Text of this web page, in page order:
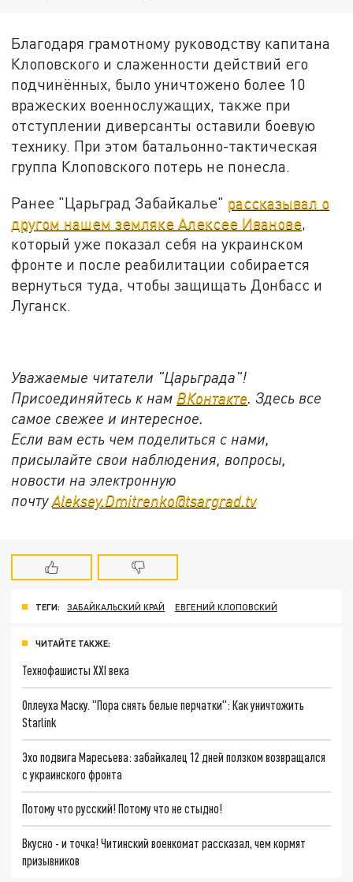
Благодаря грамотному руководству капитана
Клоповского и слаженности действий его
подчинённых, было уничтожено более 10
вражеских военнослужащих, также при
отступлении диверсанты оставили боевую
технику. При этом батальонно-тактическая
группа Клоповского потерь не понесла.
Ранее "Царьград Забайкалье" рассказывал о
другом нашем земляке Алексее Иванове,
который уже показал себя на украинском
фронте и после реабилитации собирается
вернуться туда, чтобы защищать Донбасс и
Луганск.
Уважаемые читатели "Царьграда"!
Присоединяйтесь к нам ВКонтакте. Здесь все
самое свежее и интересное.
Если вам есть чем поделиться с нами,
присылайте свои наблюдения, вопросы,
новости на электронную
почтуAleksey.Dmitrenko@tsargrad.tv
ТЕГИ: ЗАБАЙКАЛЬСКИЙ КРАЙ ЕВГЕНИЙ КЛОПОВСКИЙ
ЧИТАЙТЕ ТАКЖЕ:
Технофашисты XXI века
Оплеуха Маску. "Пора снять белые перчатки": Как уничтожить
Starlink
Эхо подвига Маресьева: забайкалец 12 дней ползком возвращался
с украинского фронта
Потому что русский! Потому что не стыдно!
Вкусно - и точка! Читинский военкомат рассказал, чем кормят
призывников